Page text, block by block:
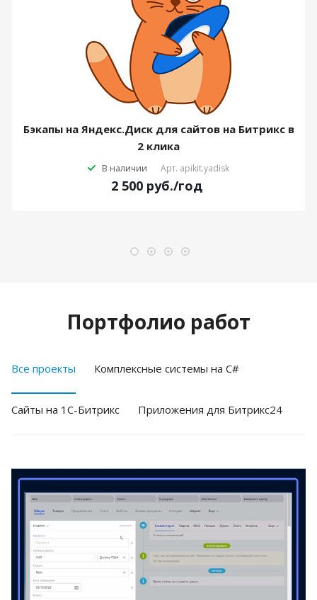
Бэкапы на Яндекс.Диск для сайтов на Битрикс в
2 клика
В наличии Арт. apikit.yadisk
2 500 руб./год
Портфолио работ
Все проекты Комплексные системы на C#
Cайты на 1С-Битрикс Приложения для Битрикс24
Смотреть проект